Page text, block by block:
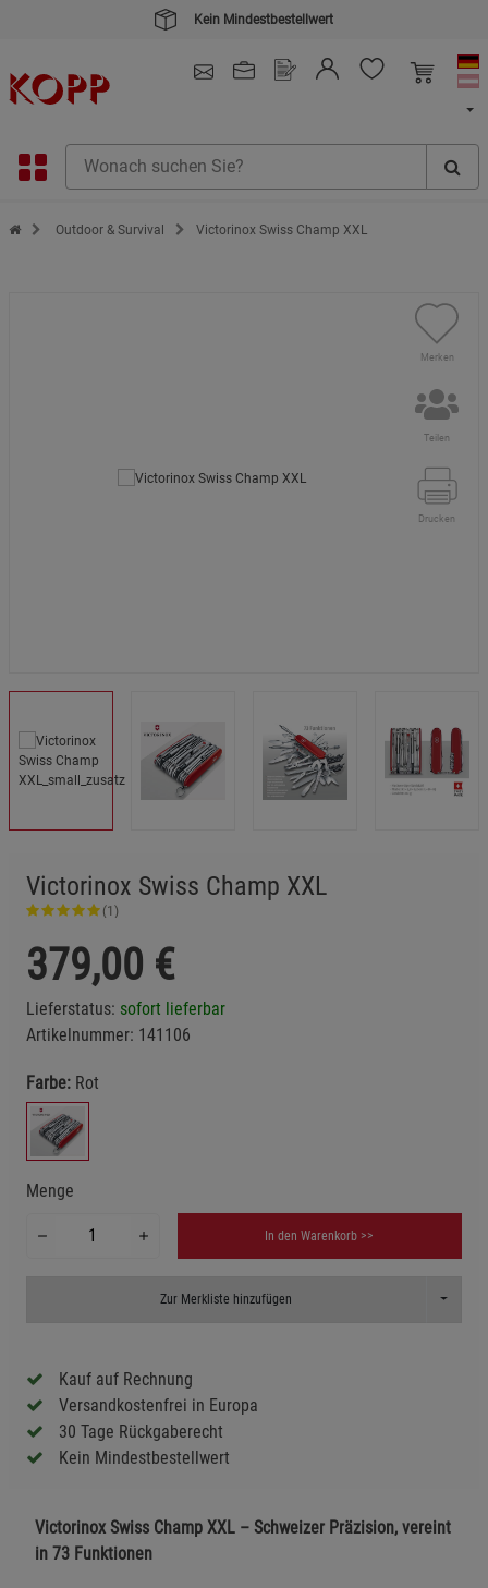
Zur Startseite des Kopp Verlag Online-Shop
Outdoor & Survival Victorinox Swiss Champ XXL
Merken
Teilen
Drucken
Victorinox Swiss Champ XXL
(1)
379,00 €
Lieferstatus: sofort lieferbar
Artikelnummer: 141106
Farbe: Rot
Menge
In den Warenkorb >>
Zur Merkliste hinzufügen Toggle
Kauf auf Rechnung
Versandkostenfrei in Europa
30 Tage Rückgaberecht
Kein Mindestbestellwert
Victorinox Swiss Champ XXL – Schweizer Präzision, vereint
in 73 Funktionen